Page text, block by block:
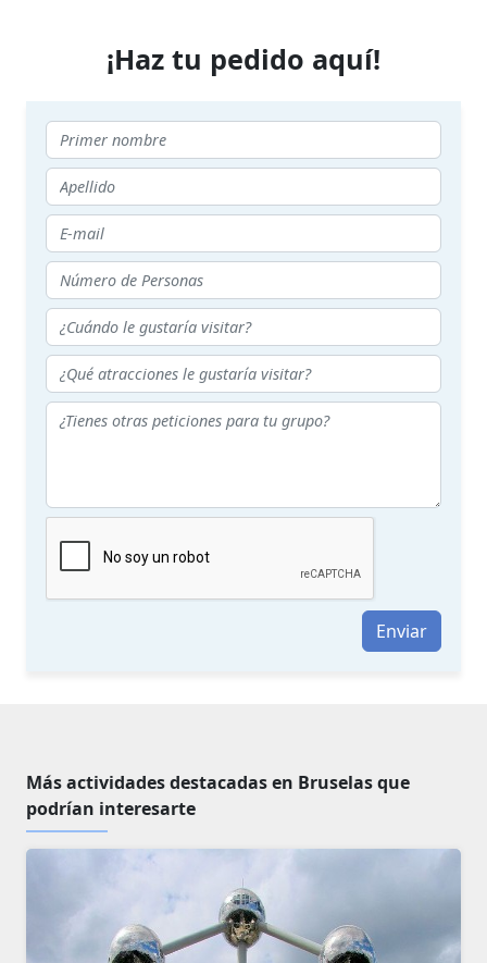
¡Haz tu pedido aquí!
Enviar
Más actividades destacadas en Bruselas que
podrían interesarte